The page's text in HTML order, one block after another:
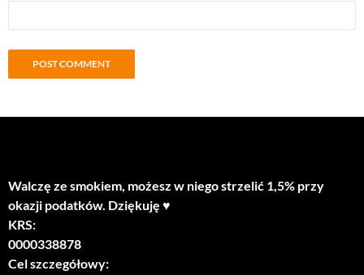
Walczę ze smokiem, możesz w niego strzelić 1,5% przy
okazji podatków. Dziękuję ♥
KRS:
0000338878
Cel szczegółowy: